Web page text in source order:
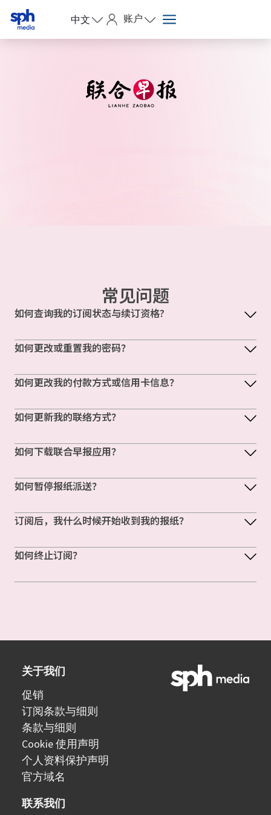
中文 账户
常见问题
如何查询我的订阅状态与续订资格?
如何更改或重置我的密码？
如何更改我的付款方式或信用卡信息？
如何更新我的联络方式？
如何下载联合早报应用？
如何暂停报纸派送？
订阅后，我什么时候开始收到我的报纸？
如何终止订阅？
关于我们
促销
订阅条款与细则
条款与细则
Cookie 使用声明
个人资料保护声明
官方域名
联系我们